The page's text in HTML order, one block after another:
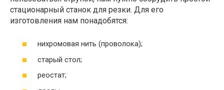
стационарный станок для резки. Для его
изготовления нам понадобятся:
нихромовая нить (проволока);
старый стол;
реостат;